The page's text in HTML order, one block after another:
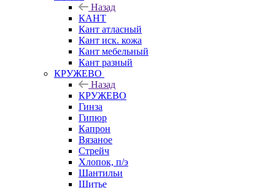
Назад
КАНТ
Кант атласный
Кант иск. кожа
Кант мебельный
Кант разный
КРУЖЕВО
Назад
КРУЖЕВО
Гинза
Гипюр
Капрон
Вязаное
Стрейч
Хлопок, п/э
Шантильи
Шитье